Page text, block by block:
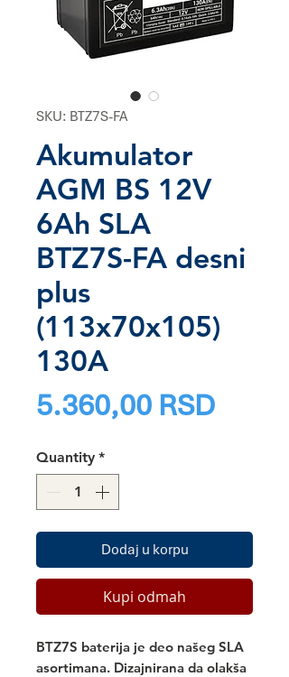
SKU: BTZ7S-FA
Akumulator
AGM BS 12V
6Ah SLA
BTZ7S-FA desni
plus
(113x70x105)
130A
5.360,00 RSDPrice
Quantity *
Dodaj u korpu
Kupi odmah
BTZ7S baterija je deo našeg SLA
asortimana. Dizajnirana da olakša